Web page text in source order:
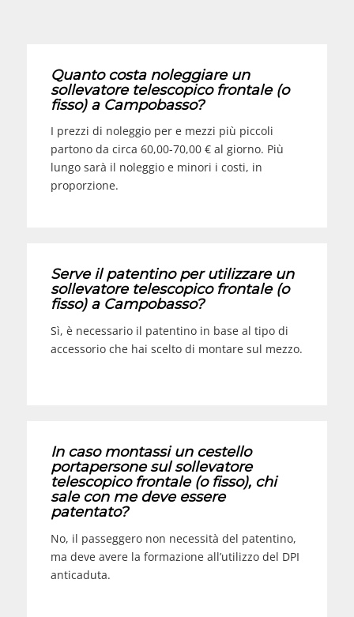
Quanto costa noleggiare un
sollevatore telescopico frontale (o
fisso) a Campobasso?
I prezzi di noleggio per e mezzi più piccoli
partono da circa 60,00-70,00 € al giorno. Più
lungo sarà il noleggio e minori i costi, in
proporzione.
Serve il patentino per utilizzare un
sollevatore telescopico frontale (o
fisso) a Campobasso?
Sì, è necessario il patentino in base al tipo di
accessorio che hai scelto di montare sul mezzo.
In caso montassi un cestello
portapersone sul sollevatore
telescopico frontale (o fisso), chi
sale con me deve essere
patentato?
No, il passeggero non necessità del patentino,
ma deve avere la formazione all’utilizzo del DPI
anticaduta.